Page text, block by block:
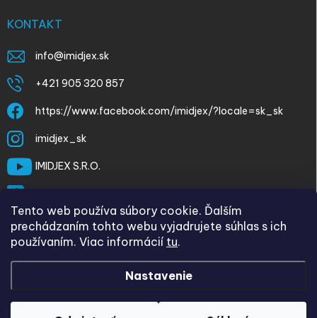
Tento web používa súbory cookie. Ďalším
prechádzaním tohto webu vyjadrujete súhlas s ich
používaním. Viac informácií tu.
Nastavenie
KONTAKT
info@imidjex.sk
+421 905 320 857
https://www.facebook.com/imidjex/?locale=sk_sk
imidjex_sk
IMIDJEX S.R.O.
Copyright 2026imidjex.sk. Všetky práva vyhradené.Upraviť
nastavenie cookies